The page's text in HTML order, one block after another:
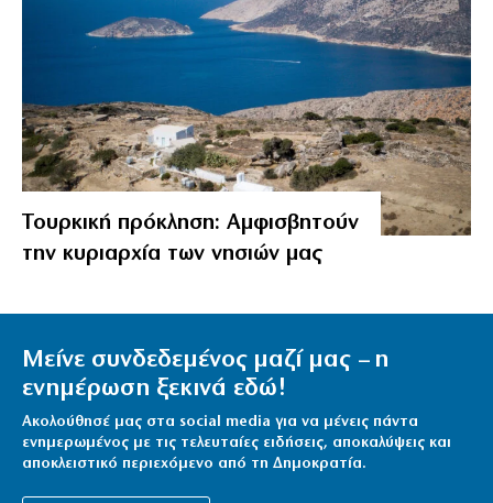
Τουρκική πρόκληση: Αμφισβητούν
την κυριαρχία των νησιών μας
Μείνε συνδεδεμένος μαζί μας – η
ενημέρωση ξεκινά εδώ!
Ακολούθησέ μας στα social media για να μένεις πάντα
ενημερωμένος με τις τελευταίες ειδήσεις, αποκαλύψεις και
αποκλειστικό περιεχόμενο από τη Δημοκρατία.